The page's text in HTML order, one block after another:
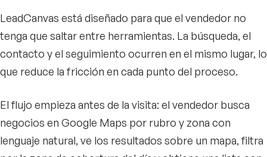
LeadCanvas está diseñado para que el vendedor no
tenga que saltar entre herramientas. La búsqueda, el
contacto y el seguimiento ocurren en el mismo lugar, lo
que reduce la fricción en cada punto del proceso.
El flujo empieza antes de la visita: el vendedor busca
negocios en Google Maps por rubro y zona con
lenguaje natural, ve los resultados sobre un mapa, filtra